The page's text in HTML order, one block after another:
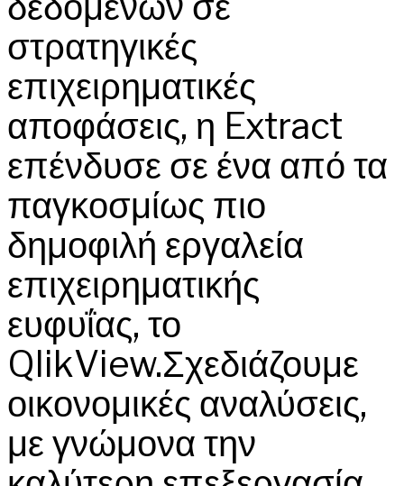
στρατηγικές
επιχειρηματικές
αποφάσεις, η Extract
επένδυσε σε ένα από τα
παγκοσμίως πιο
δημοφιλή εργαλεία
επιχειρηματικής
ευφυΐας, το
QlikView.Σχεδιάζουμε
οικονομικές αναλύσεις,
με γνώμονα την